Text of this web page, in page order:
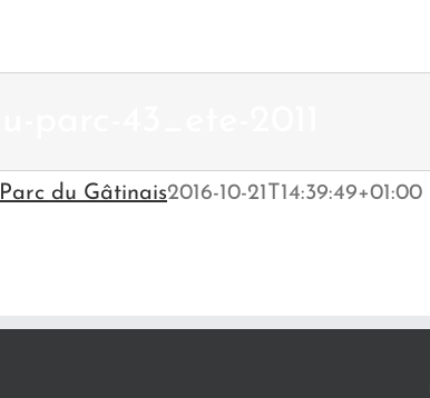
Parc du Gâtinais2016-10-21T14:39:49+01:00